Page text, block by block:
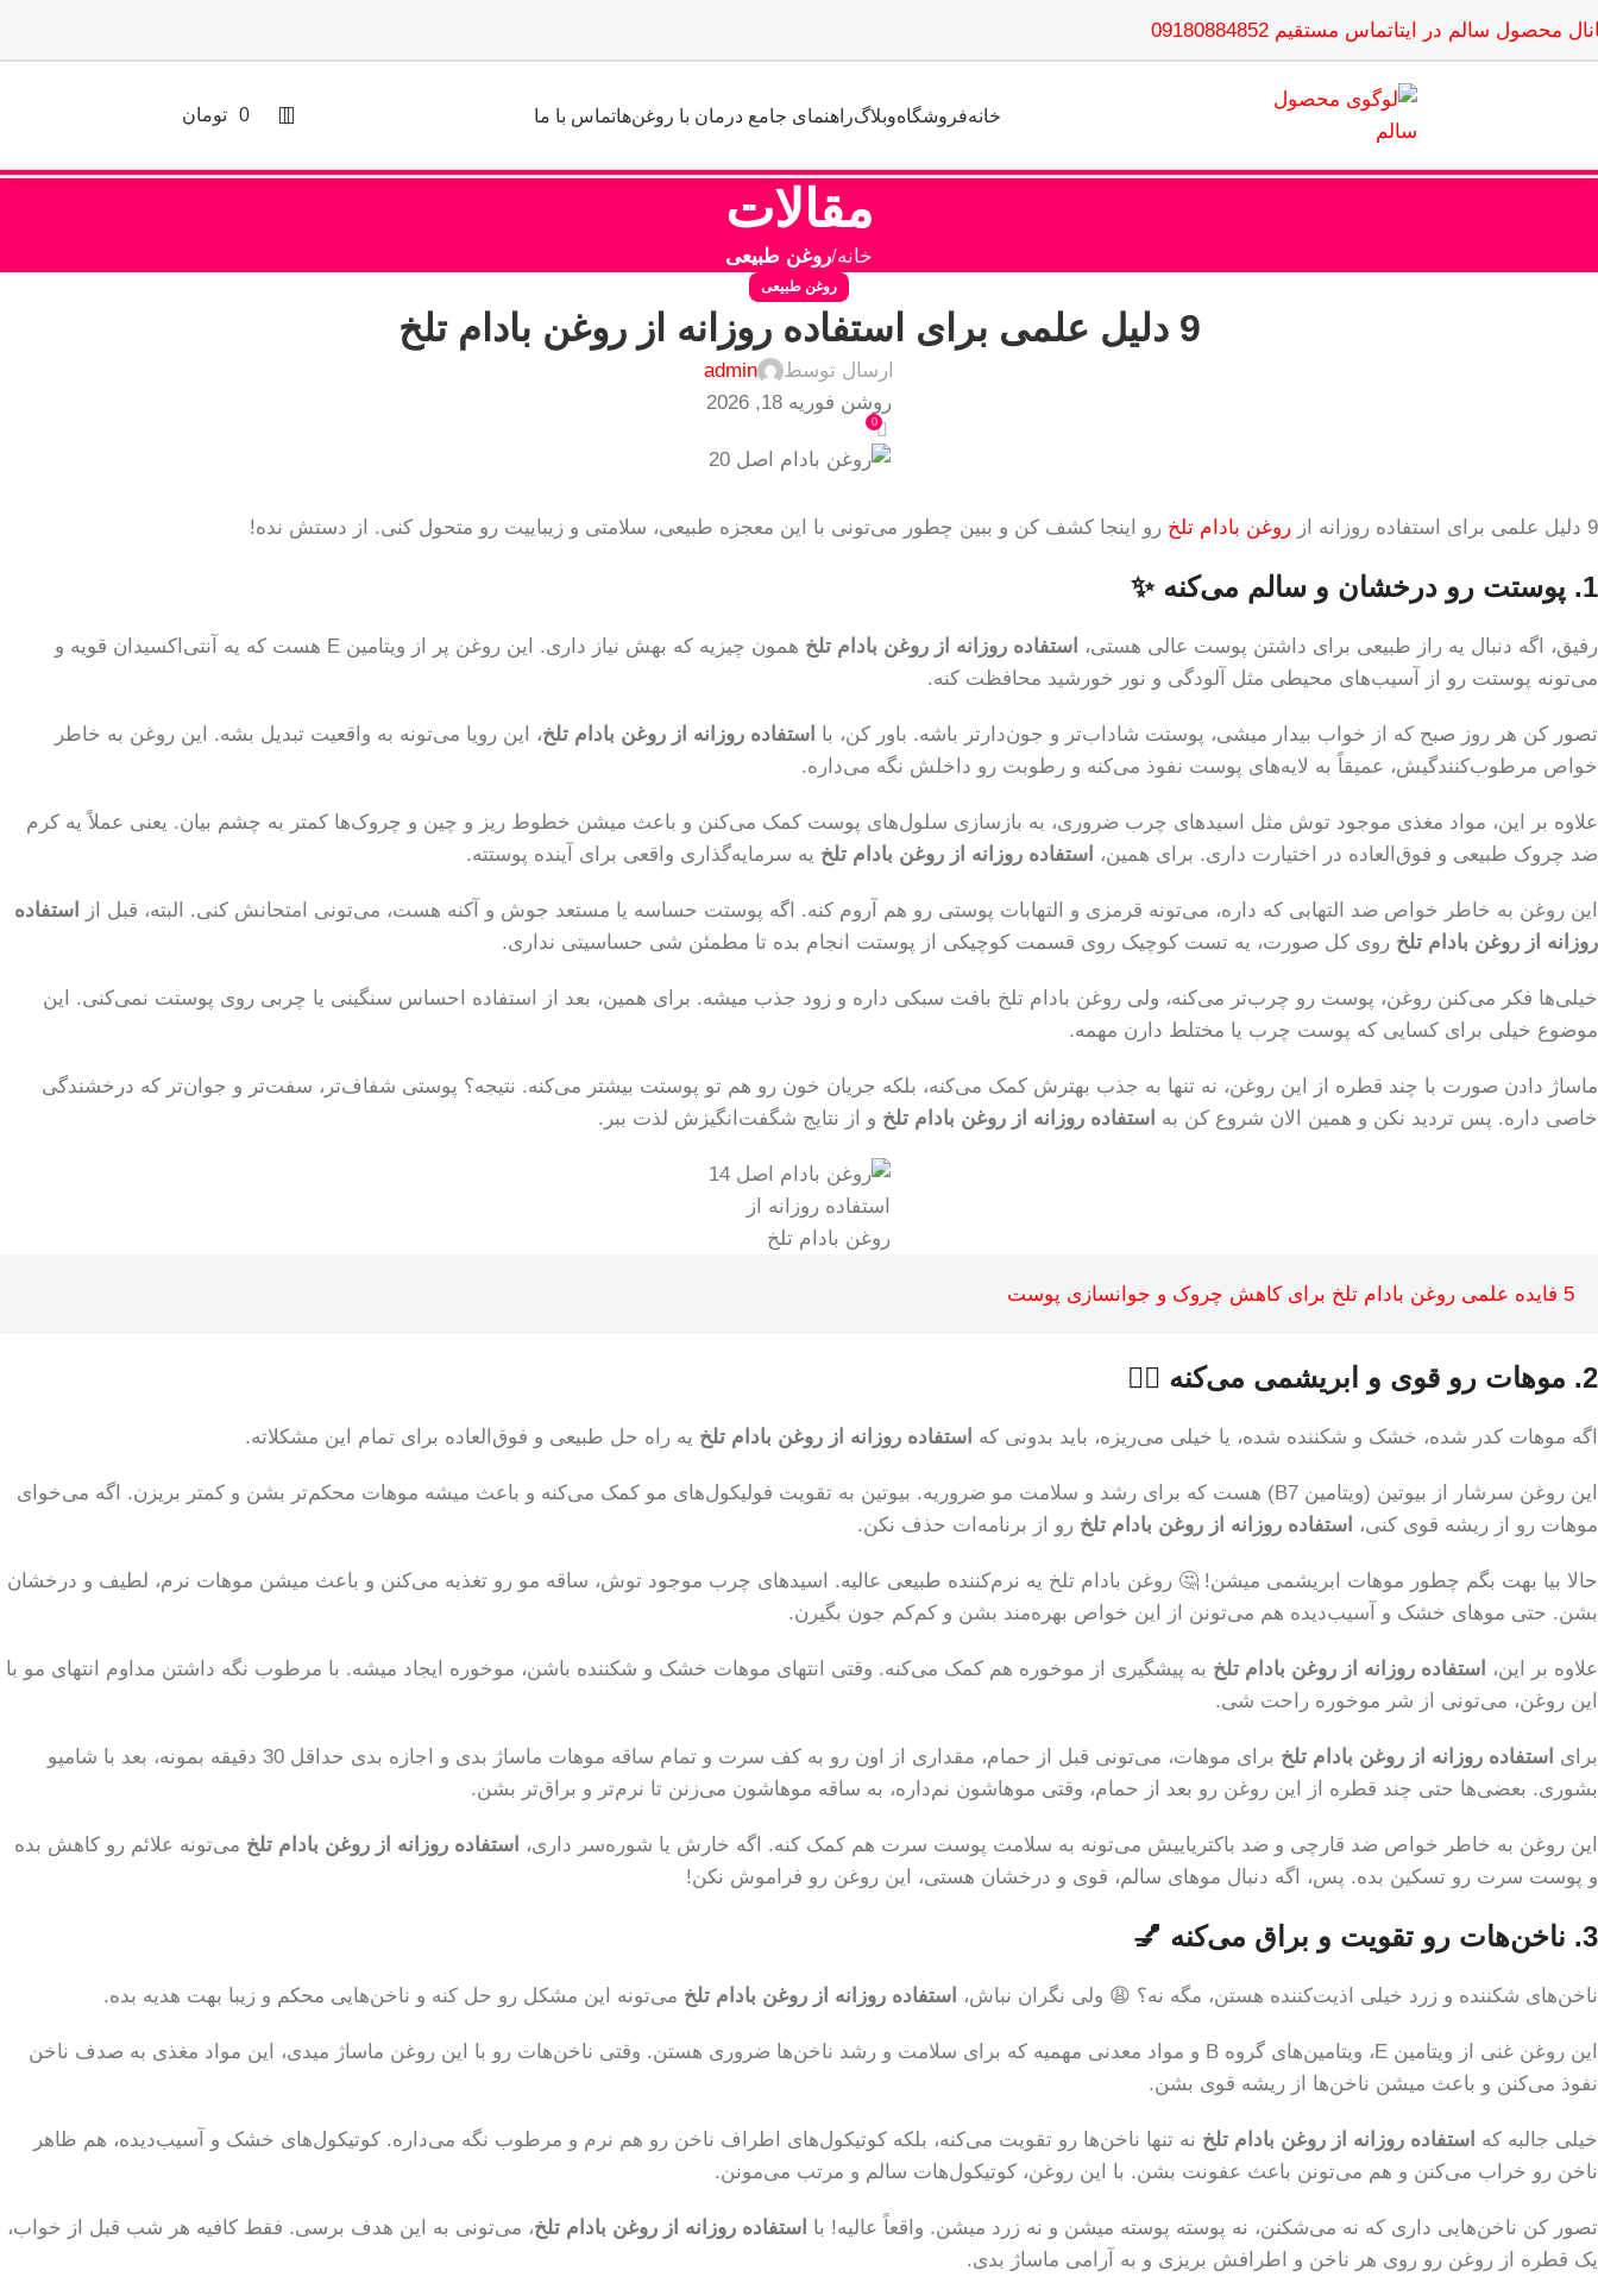
محصول سالم در ایتاتماس مستقیم 09180884852
خانهفروشگاهوبلاگراهنمای جامع درمان با روغن‌هاتماس با ما 0 تومان
مقالات
خانه روغن طبیعی
روغن طبیعی
9 دلیل علمی برای استفاده روزانه از روغن بادام تلخ
ارسال توسط
admin
روشن فوریه 18, 2026
0
9 دلیل علمی برای استفاده روزانه از روغن بادام تلخ رو اینجا کشف کن و ببین چطور می‌تونی با این معجزه طبیعی، سلامتی و زیباییت رو متحول کنی. از دستش نده!
1. پوستت رو درخشان و سالم می‌کنه ✨
رفیق، اگه دنبال یه راز طبیعی برای داشتن پوست عالی هستی، استفاده روزانه از روغن بادام تلخ
همون چیزیه که بهش نیاز داری. این روغن پر از ویتامین E هست که یه آنتی‌اکسیدان قویه و
می‌تونه پوستت رو از آسیب‌های محیطی مثل آلودگی و نور خورشید محافظت کنه.
تصور کن هر روز صبح که از خواب بیدار میشی، پوستت شاداب‌تر و جون‌دارتر باشه. باور کن، با استفاده روزانه از روغن بادام تلخ، این رویا می‌تونه به واقعیت تبدیل بشه. این روغن به خاطر
خواص مرطوب‌کنندگیش، عمیقاً به لایه‌های پوست نفوذ می‌کنه و رطوبت رو داخلش نگه می‌داره.
علاوه بر این، مواد مغذی موجود توش مثل اسیدهای چرب ضروری، به بازسازی سلول‌های پوست کمک می‌کنن و باعث میشن خطوط ریز و چین و چروک‌ها کمتر به چشم بیان. یعنی عملاً یه کرم
ضد چروک طبیعی و فوق‌العاده در اختیارت داری. برای همین، استفاده روزانه از روغن بادام تلخ یه سرمایه‌گذاری واقعی برای آینده پوستته.
این روغن به خاطر خواص ضد التهابی که داره، می‌تونه قرمزی و التهابات پوستی رو هم آروم کنه. اگه پوستت حساسه یا مستعد جوش و آکنه هست، می‌تونی امتحانش کنی. البته، قبل از
استفاده
روزانه از روغن بادام تلخ روی کل صورت، یه تست کوچیک روی قسمت کوچیکی از پوستت انجام بده تا مطمئن شی حساسیتی نداری.
خیلی‌ها فکر می‌کنن روغن، پوست رو چرب‌تر می‌کنه، ولی روغن بادام تلخ بافت سبکی داره و زود جذب میشه. برای همین، بعد از استفاده احساس سنگینی یا چربی روی پوستت نمی‌کنی. این
موضوع خیلی برای کسایی که پوست چرب یا مختلط دارن مهمه.
ماساژ دادن صورت با چند قطره از این روغن، نه تنها به جذب بهترش کمک می‌کنه، بلکه جریان خون رو هم تو پوستت بیشتر می‌کنه. نتیجه؟ پوستی شفاف‌تر، سفت‌تر و جوان‌تر که درخشندگی
خاصی داره. پس تردید نکن و همین الان شروع کن به استفاده روزانه از روغن بادام تلخ و از نتایج شگفت‌انگیزش لذت ببر.
استفاده روزانه از
روغن بادام تلخ
5 فایده علمی روغن بادام تلخ برای کاهش چروک و جوانسازی پوست
2. موهات رو قوی و ابریشمی می‌کنه 💇‍♀️
اگه موهات کدر شده، خشک و شکننده شده، یا خیلی می‌ریزه، باید بدونی که استفاده روزانه از روغن بادام تلخ یه راه حل طبیعی و فوق‌العاده برای تمام این مشکلاته.
این روغن سرشار از بیوتین (ویتامین B7) هست که برای رشد و سلامت مو ضروریه. بیوتین به تقویت فولیکول‌های مو کمک می‌کنه و باعث میشه موهات محکم‌تر بشن و کمتر بریزن. اگه می‌خوای
موهات رو از ریشه قوی کنی، استفاده روزانه از روغن بادام تلخ رو از برنامه‌ات حذف نکن.
حالا بیا بهت بگم چطور موهات ابریشمی میشن! 🤔 روغن بادام تلخ یه نرم‌کننده طبیعی عالیه. اسیدهای چرب موجود توش، ساقه مو رو تغذیه می‌کنن و باعث میشن موهات نرم، لطیف و درخشان
بشن. حتی موهای خشک و آسیب‌دیده هم می‌تونن از این خواص بهره‌مند بشن و کم‌کم جون بگیرن.
علاوه بر این، استفاده روزانه از روغن بادام تلخ به پیشگیری از موخوره هم کمک می‌کنه. وقتی انتهای موهات خشک و شکننده باشن، موخوره ایجاد میشه. با مرطوب نگه داشتن مداوم انتهای مو با
این روغن، می‌تونی از شر موخوره راحت شی.
برای استفاده روزانه از روغن بادام تلخ
برای موهات، می‌تونی قبل از حمام، مقداری از اون رو به کف سرت و تمام ساقه موهات ماساژ بدی و اجازه بدی حداقل 30 دقیقه بمونه، بعد با شامپو
بشوری. بعضی‌ها حتی چند قطره از این روغن رو بعد از حمام، وقتی موهاشون نم‌داره، به ساقه موهاشون می‌زنن تا نرم‌تر و براق‌تر بشن.
این روغن به خاطر خواص ضد قارچی و ضد باکتریاییش می‌تونه به سلامت پوست سرت هم کمک کنه. اگه خارش یا شوره‌سر داری، استفاده روزانه از روغن بادام تلخ می‌تونه علائم رو کاهش بده
و پوست سرت رو تسکین بده. پس، اگه دنبال موهای سالم، قوی و درخشان هستی، این روغن رو فراموش نکن!
3. ناخن‌هات رو تقویت و براق می‌کنه 💅
ناخن‌های شکننده و زرد خیلی اذیت‌کننده هستن، مگه نه؟ 😩 ولی نگران نباش، استفاده روزانه از روغن بادام تلخ می‌تونه این مشکل رو حل کنه و ناخن‌هایی محکم و زیبا بهت هدیه بده.
این روغن غنی از ویتامین E، ویتامین‌های گروه B و مواد معدنی مهمیه که برای سلامت و رشد ناخن‌ها ضروری هستن. وقتی ناخن‌هات رو با این روغن ماساژ میدی، این مواد مغذی به صدف ناخن
نفوذ می‌کنن و باعث میشن ناخن‌ها از ریشه قوی بشن.
خیلی جالبه که استفاده روزانه از روغن بادام تلخ نه تنها ناخن‌ها رو تقویت می‌کنه، بلکه کوتیکول‌های اطراف ناخن رو هم نرم و مرطوب نگه می‌داره. کوتیکول‌های خشک و آسیب‌دیده، هم ظاهر
ناخن رو خراب می‌کنن و هم می‌تونن باعث عفونت بشن. با این روغن، کوتیکول‌هات سالم و مرتب می‌مونن.
تصور کن ناخن‌هایی داری که نه می‌شکنن، نه پوسته پوسته میشن و نه زرد میشن. واقعاً عالیه! با استفاده روزانه از روغن بادام تلخ، می‌تونی به این هدف برسی. فقط کافیه هر شب قبل از خواب،
یک قطره از روغن رو روی هر ناخن و اطرافش بریزی و به آرامی ماساژ بدی.